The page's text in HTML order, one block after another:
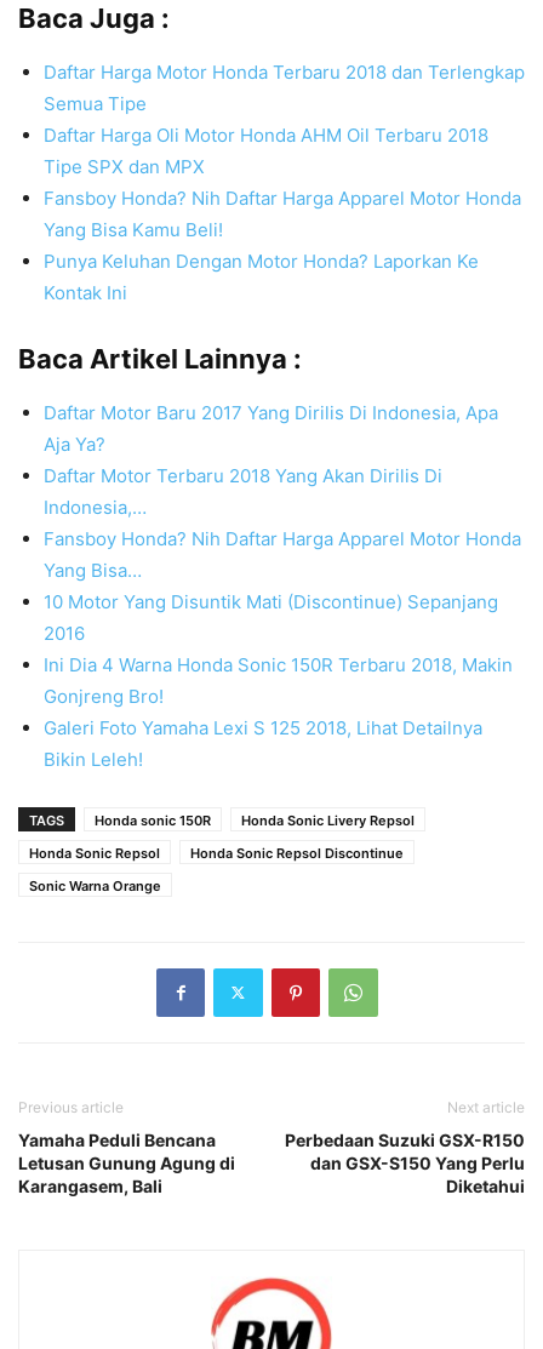
Baca Juga :
Daftar Harga Motor Honda Terbaru 2018 dan Terlengkap
Semua Tipe
Daftar Harga Oli Motor Honda AHM Oil Terbaru 2018
Tipe SPX dan MPX
Fansboy Honda? Nih Daftar Harga Apparel Motor Honda
Yang Bisa Kamu Beli!
Punya Keluhan Dengan Motor Honda? Laporkan Ke
Kontak Ini
Baca Artikel Lainnya :
Daftar Motor Baru 2017 Yang Dirilis Di Indonesia, Apa
Aja Ya?
Daftar Motor Terbaru 2018 Yang Akan Dirilis Di
Indonesia,…
Fansboy Honda? Nih Daftar Harga Apparel Motor Honda
Yang Bisa…
10 Motor Yang Disuntik Mati (Discontinue) Sepanjang
2016
Ini Dia 4 Warna Honda Sonic 150R Terbaru 2018, Makin
Gonjreng Bro!
Galeri Foto Yamaha Lexi S 125 2018, Lihat Detailnya
Bikin Leleh!
TAGS Honda sonic 150R
Honda Sonic Livery Repsol
Honda Sonic Repsol
Honda Sonic Repsol Discontinue
Sonic Warna Orange
Previous article
Yamaha Peduli Bencana
Letusan Gunung Agung di
Karangasem, Bali
Next article
Perbedaan Suzuki GSX-R150
dan GSX-S150 Yang Perlu
Diketahui